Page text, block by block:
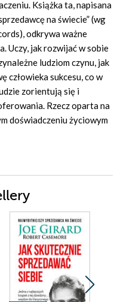
Książka ta, napisana
na świecie” (wg
odkrywa ważne
Uczy, jak rozwijać w sobie
ludziom czynu, jak
człowieka sukcesu, co w
zorientują się i
Rzecz oparta na
doświadczeniu życiowym